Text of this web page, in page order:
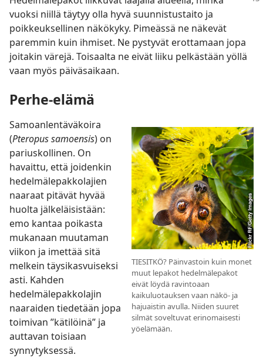
vuoksi niillä täytyy olla hyvä suunnistustaito ja
poikkeuksellinen näkökyky. Pimeässä ne näkevät
paremmin kuin ihmiset. Ne pystyvät erottamaan jopa
joitakin värejä. Toisaalta ne eivät liiku pelkästään yöllä
vaan myös päiväsaikaan.
Perhe-elämä
TIESITKÖ? Päinvastoin kuin monet
muut lepakot hedelmälepakot
eivät löydä ravintoaan
kaikuluotauksen vaan näkö- ja
hajuaistin avulla. Niiden suuret
silmät soveltuvat erinomaisesti
yöelämään.
Samoanlentäväkoira
(Pteropus samoensis) on
pariuskollinen. On
havaittu, että joidenkin
hedelmälepakkolajien
naaraat pitävät hyvää
huolta jälkeläisistään:
emo kantaa poikasta
mukanaan muutaman
viikon ja imettää sitä
melkein täysikasvuiseksi
asti. Kahden
hedelmälepakkolajin
naaraiden tiedetään jopa
toimivan ”kätilöinä” ja
auttavan toisiaan
synnytyksessä.